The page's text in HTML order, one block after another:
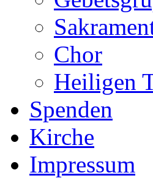
Chor
Heiligen
Spenden
Kirche
Impressum